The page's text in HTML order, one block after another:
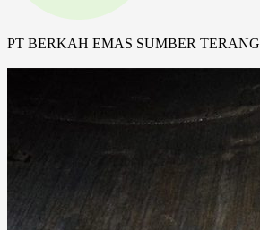
PT BERKAH EMAS SUMBER TERANG